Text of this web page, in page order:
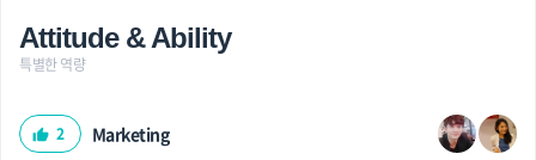
Attitude & Ability
특별한 역량
thumb_up 2 Marketing